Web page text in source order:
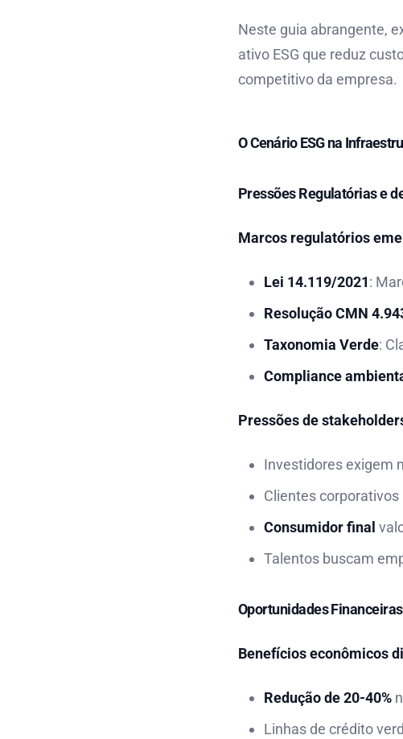
Neste guia abrangente,
ativo ESG que reduz
competitivo da empresa.
O Cenário ESG na
Pressões Regulatórias e
Marcos regulatórios
Lei 14.119/2021:
Resolução CMN
Taxonomia Verde:
Compliance
Pressões de
Investidores exigem
Clientes
Consumidor final
Talentos buscam
Oportunidades
Benefícios econômicos
Redução de 20-40%
Linhas de crédito